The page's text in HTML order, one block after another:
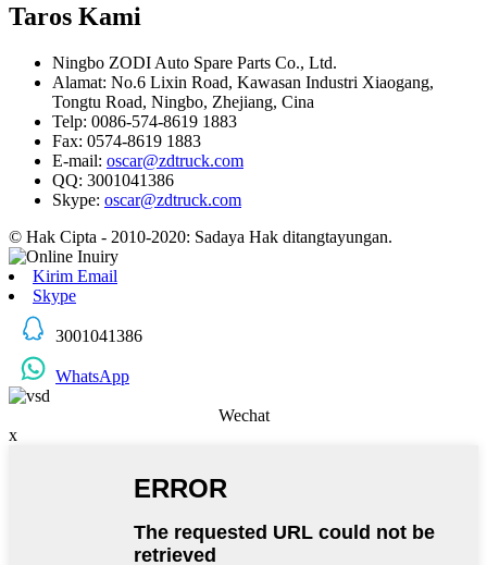
Taros Kami
Ningbo ZODI Auto Spare Parts Co., Ltd.
Alamat: No.6 Lixin Road, Kawasan Industri Xiaogang,
Tongtu Road, Ningbo, Zhejiang, Cina
Telp: 0086-574-8619 1883
Fax: 0574-8619 1883
E-mail: oscar@zdtruck.com
QQ: 3001041386
Skype: oscar@zdtruck.com
© Hak Cipta - 2010-2020: Sadaya Hak ditangtayungan.
Kirim Email
Skype
3001041386
WhatsApp
Wechat
x